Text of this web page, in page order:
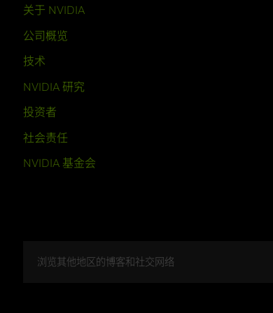
关于 NVIDIA
公司概览
技术
NVIDIA 研究
投资者
社会责任
NVIDIA 基金会
浏览其他地区的博客和社交网络